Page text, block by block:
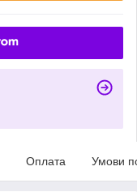
Оплата Умови